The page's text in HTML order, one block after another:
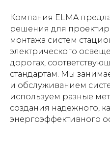
Компания ELMA
решения для
монтажа систем
электрического
дорогах,
стандартам. Мы
и обслуживанием
используем разные
создания надежного,
энергоэффективного